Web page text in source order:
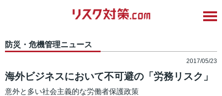
防災・危機管理ニュース
2017/05/23
海外ビジネスにおいて不可避の「労務リスク」
意外と多い社会主義的な労働者保護政策